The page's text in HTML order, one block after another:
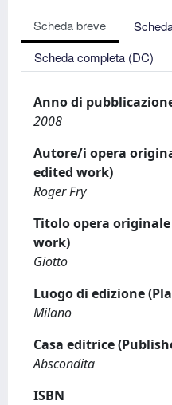
Scheda breve
Scheda completa (DC)
Anno di
2008
Autore/i opera
edited work)
Roger Fry
Titolo opera
work)
Giotto
Luogo di edizione
Milano
Casa editrice
Abscondita
ISBN